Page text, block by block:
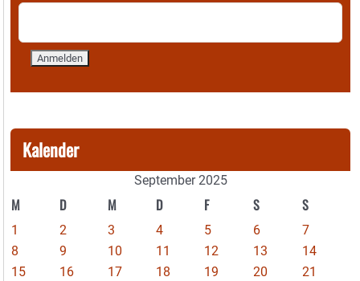
Kalender
September 2025
M D M D F S S
1 2 3 4 5 6
7
8
9 10 11 12 13
14
15
16 17 18 19 20
21